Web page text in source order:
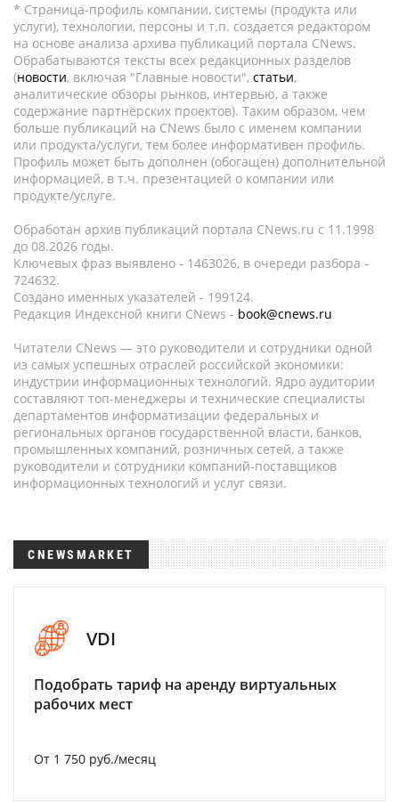
* Страница-профиль компании, системы (продукта или
услуги), технологии, персоны и т.п. создается редактором
на основе анализа архива публикаций портала CNews.
Обрабатываются тексты всех редакционных разделов
(новости, включая "Главные новости", статьи,
аналитические обзоры рынков, интервью, а также
содержание партнёрских проектов). Таким образом, чем
больше публикаций на CNews было с именем компании
или продукта/услуги, тем более информативен профиль.
Профиль может быть дополнен (обогащен) дополнительной
информацией, в т.ч. презентацией о компании или
продукте/услуге.
Обработан архив публикаций портала CNews.ru c 11.1998
до 08.2026 годы.
Ключевых фраз выявлено - 1463026, в очереди разбора -
724632.
Создано именных указателей - 199124.
Редакция Индексной книги CNews - book@cnews.ru
Читатели CNews — это руководители и сотрудники одной
из самых успешных отраслей российской экономики:
индустрии информационных технологий. Ядро аудитории
составляют топ-менеджеры и технические специалисты
департаментов информатизации федеральных и
региональных органов государственной власти, банков,
промышленных компаний, розничных сетей, а также
руководители и сотрудники компаний-поставщиков
информационных технологий и услуг связи.
CNEWSMARKET
VDI
Подобрать тариф на аренду виртуальных
рабочих мест
От 1 750 руб./месяц